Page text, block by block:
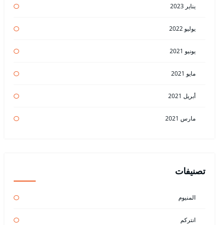
يناير 2023
يوليو 2022
يونيو 2021
مايو 2021
أبريل 2021
مارس 2021
تصنيفات
المنيوم
انتركم